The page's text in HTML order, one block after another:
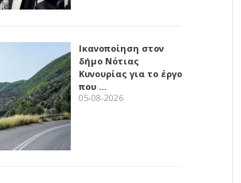
Ικανοποίηση στον
δήμο Νότιας
Κυνουρίας για το έργο
που …
05-08-2026